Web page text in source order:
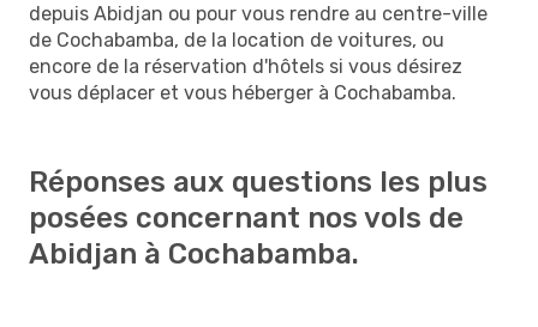
depuis Abidjan ou pour vous rendre au centre-ville
de Cochabamba, de la location de voitures, ou
encore de la réservation d'hôtels si vous désirez
vous déplacer et vous héberger à Cochabamba.
Réponses aux questions les plus
posées concernant nos vols de
Abidjan à Cochabamba.